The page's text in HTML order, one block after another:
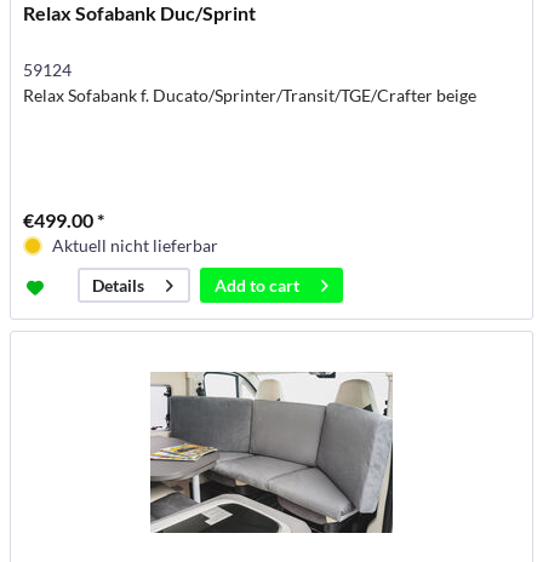
Relax Sofabank Duc/Sprint
59124
Relax Sofabank f. Ducato/Sprinter/Transit/TGE/Crafter beige
€499.00 *
Aktuell nicht lieferbar
Details
Add tocart